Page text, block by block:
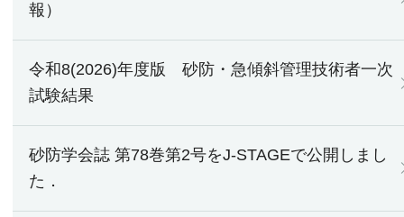
報）
令和8(2026)年度版 砂防・急傾斜管理技術者一次
試験結果
砂防学会誌 第78巻第2号をJ-STAGEで公開しまし
た．